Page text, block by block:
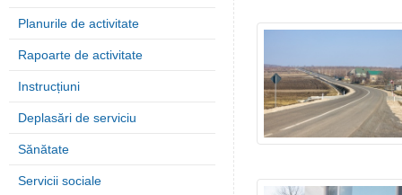
Planurile de activitate
Rapoarte de activitate
Instrucțiuni
Deplasări de serviciu
Sănătate
Servicii sociale